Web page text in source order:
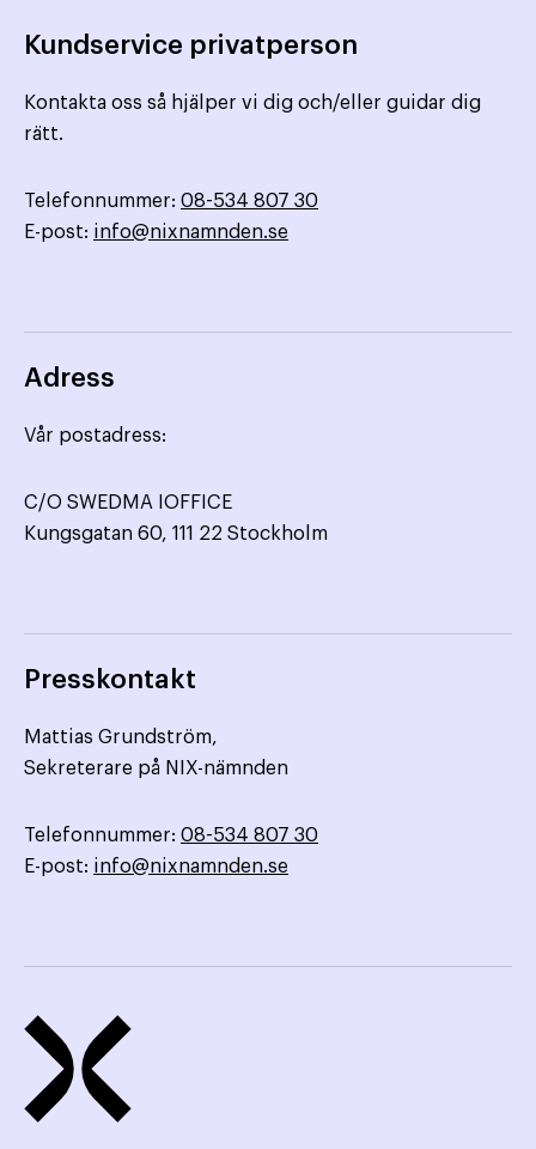
Kundservice privatperson
Kontakta oss så hjälper vi dig och/eller guidar dig
rätt.
Telefonnummer: 08-534 807 30
E-post: info@nixnamnden.se
Adress
Vår postadress:
C/O SWEDMA IOFFICE
Kungsgatan 60, 111 22 Stockholm
Presskontakt
Mattias Grundström,
Sekreterare på NIX-nämnden
Telefonnummer: 08-534 807 30
E-post: info@nixnamnden.se